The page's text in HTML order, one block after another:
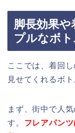
脚長効果
プルなボ
ここでは、着回
見せてくれるボ
まず、街中で人
す。 フレアパン